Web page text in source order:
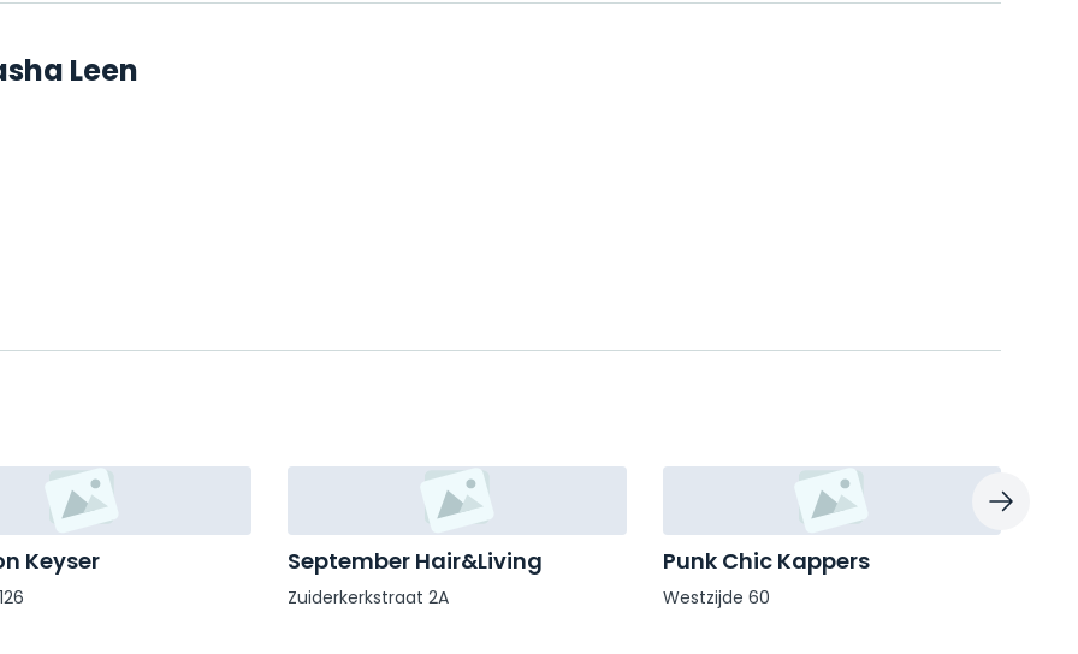
Leen
Keyser September Hair&Living
Zuiderkerkstraat 2A
Punk Chic Kappers
Westzijde 60